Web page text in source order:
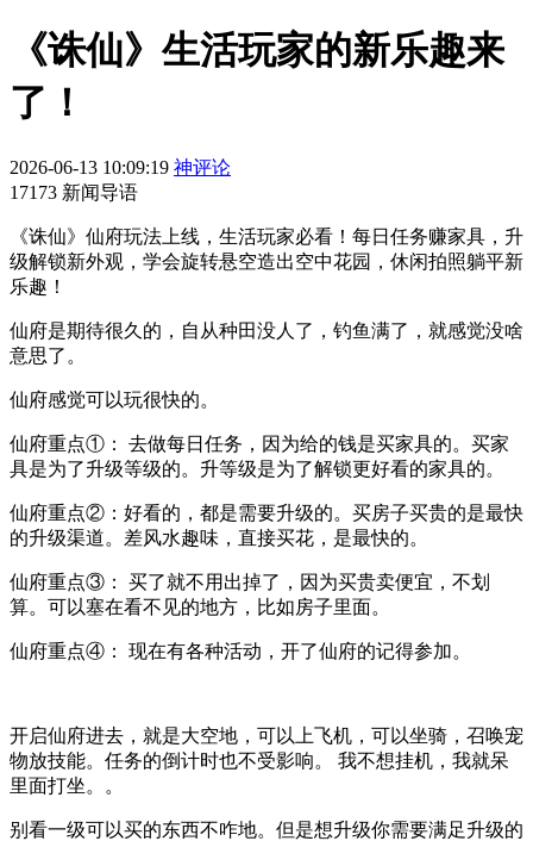
《诛仙》生活玩家的新乐趣来
了！
2026-06-13 10:09:19 神评论
17173 新闻导语
《诛仙》仙府玩法上线，生活玩家必看！每日任务赚家具，升
级解锁新外观，学会旋转悬空造出空中花园，休闲拍照躺平新
乐趣！
仙府是期待很久的，自从种田没人了，钓鱼满了，就感觉没啥
意思了。
仙府感觉可以玩很快的。
仙府重点①： 去做每日任务，因为给的钱是买家具的。买家
具是为了升级等级的。升等级是为了解锁更好看的家具的。
仙府重点②：好看的，都是需要升级的。买房子买贵的是最快
的升级渠道。差风水趣味，直接买花，是最快的。
仙府重点③： 买了就不用出掉了，因为买贵卖便宜，不划
算。可以塞在看不见的地方，比如房子里面。
仙府重点④： 现在有各种活动，开了仙府的记得参加。
开启仙府进去，就是大空地，可以上飞机，可以坐骑，召唤宠
物放技能。任务的倒计时也不受影响。 我不想挂机，我就呆
里面打坐。。
别看一级可以买的东西不咋地。但是想升级你需要满足升级的